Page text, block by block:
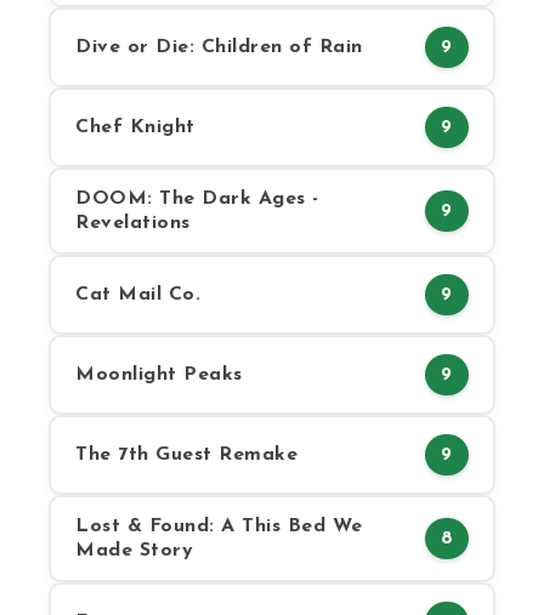
Dive or Die: Children of Rain 9
Chef Knight 9
DOOM: The Dark Ages -
Revelations
9
Cat Mail Co. 9
Moonlight Peaks 9
The 7th Guest Remake 9
Lost & Found: A This Bed We
Made Story
8